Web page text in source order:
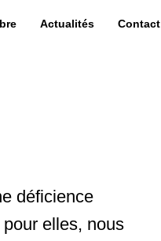
Actualités Contact
déficience
elles, nous